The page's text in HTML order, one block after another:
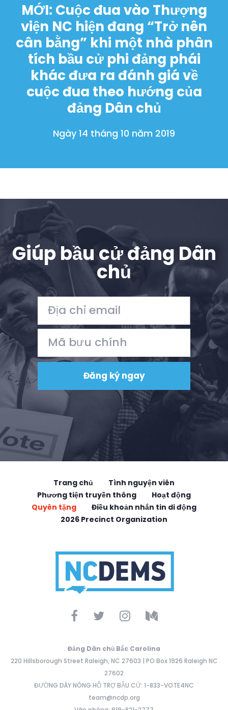
MỚI: Cuộc đua vào Thượng
viện NC hiện đang “Trở nên
cân bằng” khi một nhà phân
tích bầu cử phi đảng phái
khác đưa ra đánh giá về
cuộc đua theo hướng của
đảng Dân chủ
Ngày 14 tháng 10 năm 2019
Giúp bầu cử đảng Dân
chủ
Trang chủ
Tình nguyện viên
Phương tiện truyền thông
Hoạt động
Quyên tặng
Điều khoản nhắn tin di động
2026 Precinct Organization
Đảng Dân chủ Bắc Carolina
220 Hillsborough Street Raleigh, NC 27603 | PO Box 1926 Raleigh NC
27602
ĐƯỜNG DÂY NÓNG HỖ TRỢ BẦU CỬ: 1-833-VOTE4NC
team@ncdp.org